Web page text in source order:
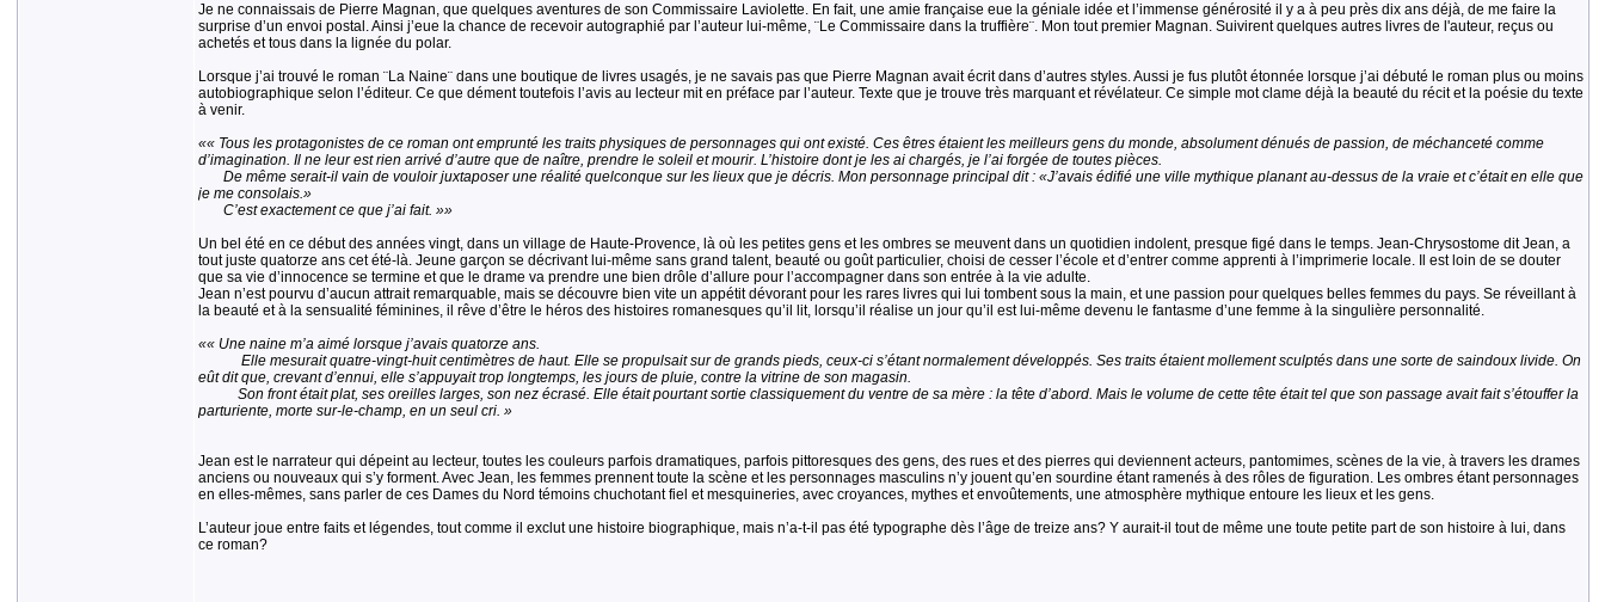
Je ne connaissais de Pierre Magnan, que quelques aventures de son Commissaire Laviolette. En fait, une amie française eue la géniale idée et l’immense générosité il y a à peu près dix ans déjà, de me faire la
surprise d’un envoi postal. Ainsi j’eue la chance de recevoir autographié par l’auteur lui-même, ¨Le Commissaire dans la truffière¨. Mon tout premier Magnan. Suivirent quelques autres livres de l'auteur, reçus ou
achetés et tous dans la lignée du polar.
Lorsque j’ai trouvé le roman ¨La Naine¨ dans une boutique de livres usagés, je ne savais pas que Pierre Magnan avait écrit dans d’autres styles. Aussi je fus plutôt étonnée lorsque j’ai débuté le roman plus ou moins
autobiographique selon l’éditeur. Ce que dément toutefois l’avis au lecteur mit en préface par l’auteur. Texte que je trouve très marquant et révélateur. Ce simple mot clame déjà la beauté du récit et la poésie du texte
à venir.
«« Tous les protagonistes de ce roman ont emprunté les traits physiques de personnages qui ont existé. Ces êtres étaient les meilleurs gens du monde, absolument dénués de passion, de méchanceté comme
d’imagination. Il ne leur est rien arrivé d’autre que de naître, prendre le soleil et mourir. L’histoire dont je les ai chargés, je l’ai forgée de toutes pièces.
De même serait-il vain de vouloir juxtaposer une réalité quelconque sur les lieux que je décris. Mon personnage principal dit : «J’avais édifié une ville mythique planant au-dessus de la vraie et c’était en elle que
je me consolais.»
C’est exactement ce que j’ai fait. »»
Un bel été en ce début des années vingt, dans un village de Haute-Provence, là où les petites gens et les ombres se meuvent dans un quotidien indolent, presque figé dans le temps. Jean-Chrysostome dit Jean, a
tout juste quatorze ans cet été-là. Jeune garçon se décrivant lui-même sans grand talent, beauté ou goût particulier, choisi de cesser l’école et d’entrer comme apprenti à l’imprimerie locale. Il est loin de se douter
que sa vie d’innocence se termine et que le drame va prendre une bien drôle d’allure pour l’accompagner dans son entrée à la vie adulte.
Jean n’est pourvu d’aucun attrait remarquable, mais se découvre bien vite un appétit dévorant pour les rares livres qui lui tombent sous la main, et une passion pour quelques belles femmes du pays. Se réveillant à
la beauté et à la sensualité féminines, il rêve d’être le héros des histoires romanesques qu’il lit, lorsqu’il réalise un jour qu’il est lui-même devenu le fantasme d’une femme à la singulière personnalité.
«« Une naine m’a aimé lorsque j’avais quatorze ans.
Elle mesurait quatre-vingt-huit centimètres de haut. Elle se propulsait sur de grands pieds, ceux-ci s’étant normalement développés. Ses traits étaient mollement sculptés dans une sorte de saindoux livide. On
eût dit que, crevant d’ennui, elle s’appuyait trop longtemps, les jours de pluie, contre la vitrine de son magasin.
Son front était plat, ses oreilles larges, son nez écrasé. Elle était pourtant sortie classiquement du ventre de sa mère : la tête d’abord. Mais le volume de cette tête était tel que son passage avait fait s’étouffer la
parturiente, morte sur-le-champ, en un seul cri. »
Jean est le narrateur qui dépeint au lecteur, toutes les couleurs parfois dramatiques, parfois pittoresques des gens, des rues et des pierres qui deviennent acteurs, pantomimes, scènes de la vie, à travers les drames
anciens ou nouveaux qui s’y forment. Avec Jean, les femmes prennent toute la scène et les personnages masculins n’y jouent qu’en sourdine étant ramenés à des rôles de figuration. Les ombres étant personnages
en elles-mêmes, sans parler de ces Dames du Nord témoins chuchotant fiel et mesquineries, avec croyances, mythes et envoûtements, une atmosphère mythique entoure les lieux et les gens.
L’auteur joue entre faits et légendes, tout comme il exclut une histoire biographique, mais n’a-t-il pas été typographe dès l’âge de treize ans? Y aurait-il tout de même une toute petite part de son histoire à lui, dans
ce roman?